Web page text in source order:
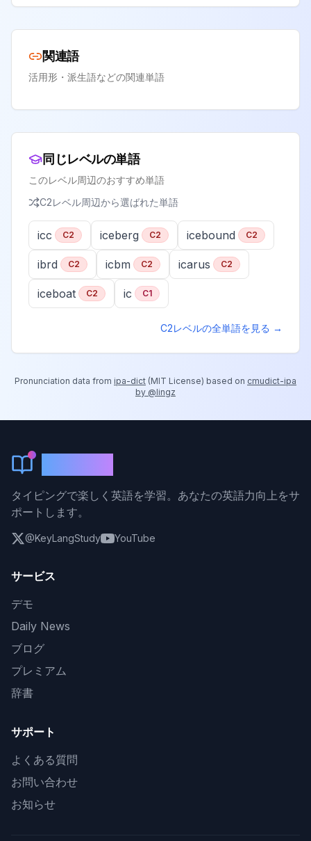
関連語
活用形・派生語などの関連単語
同じレベルの単語
このレベル周辺のおすすめ単語
C2レベル周辺から選ばれた単語
icc C2 iceberg C2 icebound C2
ibrd C2 icbm C2 icarus C2
iceboat C2 ic C1
C2レベルの全単語を見る →
Pronunciation data from ipa-dict (MIT License) based on cmudict-ipa
by @lingz
タイピングで楽しく英語を学習。あなたの英語力向上をサ
ポートします。
@KeyLangStudy YouTube
サービス
デモ
Daily News
ブログ
プレミアム
辞書
サポート
よくある質問
お問い合わせ
お知らせ